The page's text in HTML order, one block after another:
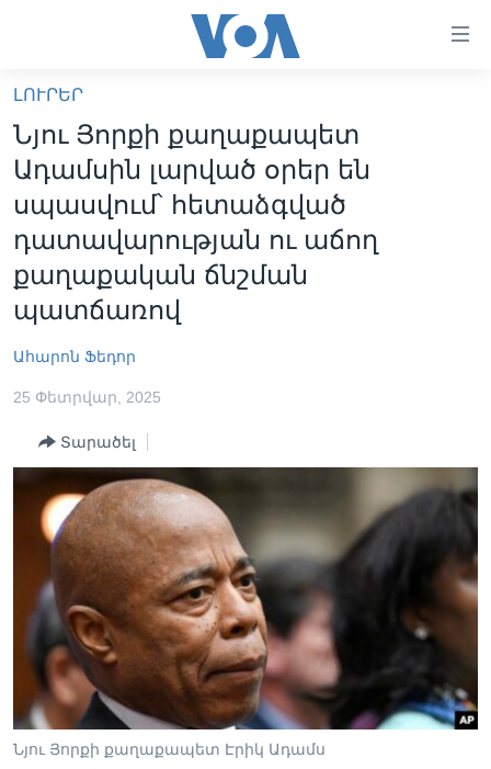
հիմնական
բովանդակությանը
անցնել
հիմնական
բովանդակությանը
հիմնական
բովանդակություն
ԼՈՒՐԵՐ
ՍՓՅՈՒՌՔ
ՏԵՍԱՆՅՈՒԹԵՐ
ՖԻԼՄԵՐ
ՖԻԼՄԵՐ
IN ENGLISH
ՄԵՐ ՄԱՍԻՆ
ՄԵՐ ՄԱՍԻՆ
«ԱՄԵՐԻԿԱՅԻ ՁԱՅՆ»-Ի ԿԱՆՈՆԱԴՐՈՒԹՅՈՒՆ
ԿԱՊ ՄԵԶ ՀԵՏ
ՈՒԿՐԱԻՆԱԿԱՆ ՊԱՏԵՐԱԶՄ
Learning English
ՀԵՏԵՒԵՔ ՄԵԶ
Լեզուներ
ԼՈՒՐԵՐ
Նյու Յորքի քաղաքապետ
Ադամսին լարված օրեր են
սպասվում՝ հետաձգված
դատավարության ու աճող
քաղաքական ճնշման
պատճառով
Ահարոն Ֆեդոր
25 Փետրվար, 2025
Տարածել
Նյու Յորքի քաղաքապետ Էրիկ Ադամս